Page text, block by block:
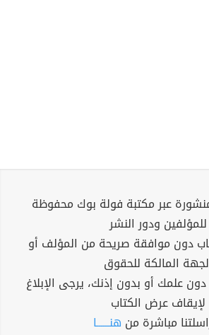
عبر مكتبة فولة بوك محفوظة
للمؤلفين ودور النشر
دون موافقة صريحة من المؤلف أو
المالكة للحقوق
علمك أو بدون إذنك، يرجى الإبلاغ
لإيقاف عرض الكتاب
مباشرة من هنــــــا